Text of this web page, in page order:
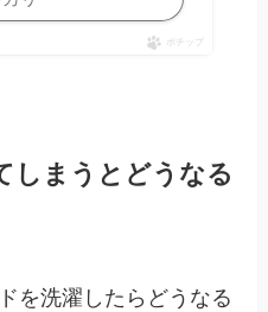
ポチップ
しまうとどうなる
を洗濯したらどうなる